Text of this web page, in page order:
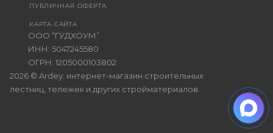
2026 © Ardey: интернет-магазин строительных
лестниц, тележек и других стройматериалов.
ООО “ГУДХОУМ”
ИНН: 5047245580
ОГРН: 1205000103802
ПУБЛИЧНАЯ ОФЕРТА
КАРТА САЙТА